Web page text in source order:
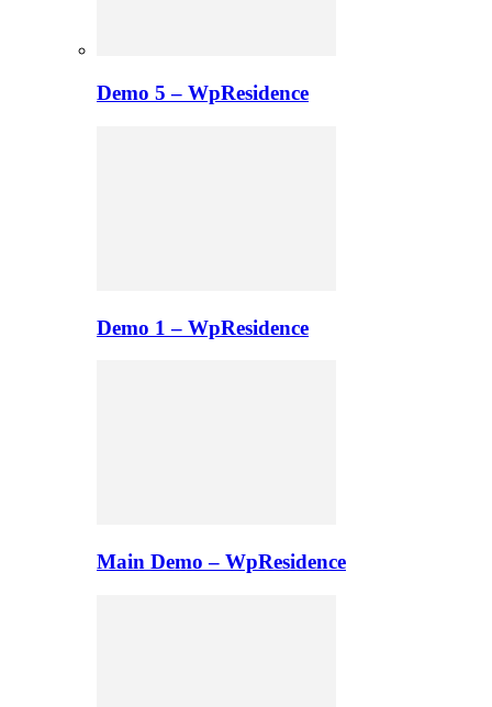
Demo 5 – WpResidence
Demo 1 – WpResidence
Main Demo – WpResidence